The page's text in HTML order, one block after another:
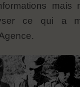
mais
ce qui a